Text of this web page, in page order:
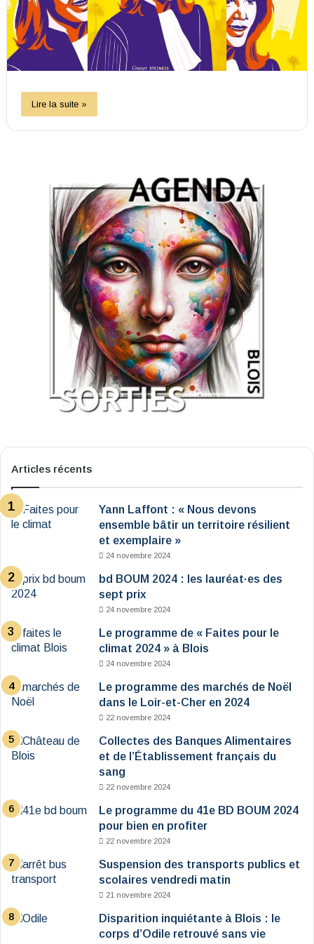
Lire la suite »
Articles récents
Yann Laffont : « Nous devons
ensemble bâtir un territoire résilient
et exemplaire »
24 novembre 2024
bd BOUM 2024 : les lauréat·es des
sept prix
24 novembre 2024
Le programme de « Faites pour le
climat 2024 » à Blois
24 novembre 2024
Le programme des marchés de Noël
dans le Loir-et-Cher en 2024
22 novembre 2024
Collectes des Banques Alimentaires
et de l’Établissement français du
sang
22 novembre 2024
Le programme du 41e BD BOUM 2024
pour bien en profiter
22 novembre 2024
Suspension des transports publics et
scolaires vendredi matin
21 novembre 2024
Disparition inquiétante à Blois : le
corps d’Odile retrouvé sans vie